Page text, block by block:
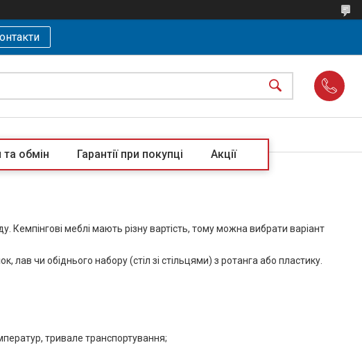
обмін Гарантії при покупці Акції
Кемпінгові меблі мають різну вартість, тому можна вибрати варіант
лав чи обіднього набору (стіл зі стільцями) з ротанга або пластику.
тривале транспортування;